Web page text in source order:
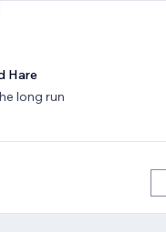
Hare
long run